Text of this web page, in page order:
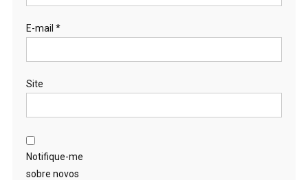
E-mail *
Site
Notifique-me
sobre novos